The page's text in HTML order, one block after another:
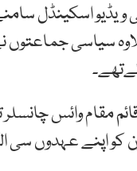
ویڈیو اسکینڈل
سیاسی
مقام وائس
اپنے عہدوں سی